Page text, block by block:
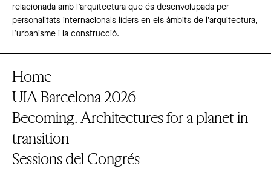
relacionada amb l’arquitectura que és desenvolupada per
personalitats internacionals líders en els àmbits de l’arquitectura,
l’urbanisme i la construcció.
Home
UIA Barcelona 2026
Becoming. Architectures for a planet in
transition
Sessions del Congrés